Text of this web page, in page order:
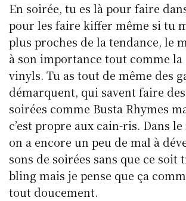
En soirée, tu es là pour faire
pour les faire kiffer même si tu
plus proches de la tendance, le
à son importance tout comme la
vinyls. Tu as tout de même des
démarquent, qui savent faire
soirées comme Busta Rhymes
c’est propre aux cain-ris. Dans
on a encore un peu de mal à
sons de soirées sans que ce soit
bling mais je pense que ça
tout doucement.